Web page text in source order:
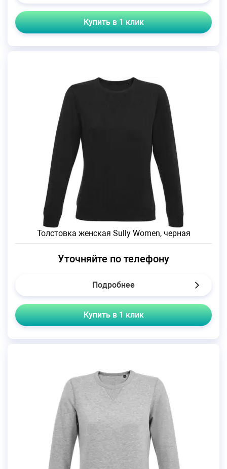
Купить в 1 клик
Толстовка женская Sully Women, черная
Уточняйте по телефону
Подробнее
Купить в 1 клик